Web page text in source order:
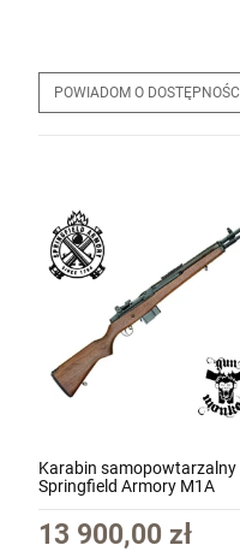
POWIADOM O DOSTĘPNOŚCI
Karabin samopowtarzalny
Springfield Armory M1A
Stock kal. .308Win
13 900,00 zł